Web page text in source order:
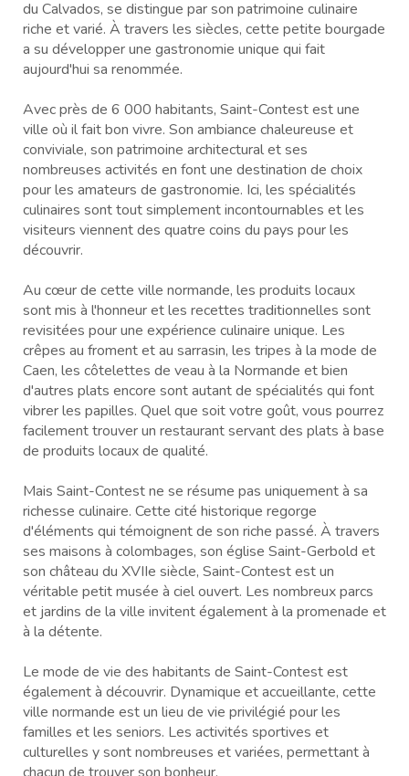
du Calvados, se distingue par son patrimoine culinaire
riche et varié. À travers les siècles, cette petite bourgade
a su développer une gastronomie unique qui fait
aujourd'hui sa renommée.
Avec près de 6 000 habitants, Saint-Contest est une
ville où il fait bon vivre. Son ambiance chaleureuse et
conviviale, son patrimoine architectural et ses
nombreuses activités en font une destination de choix
pour les amateurs de gastronomie. Ici, les spécialités
culinaires sont tout simplement incontournables et les
visiteurs viennent des quatre coins du pays pour les
découvrir.
Au cœur de cette ville normande, les produits locaux
sont mis à l'honneur et les recettes traditionnelles sont
revisitées pour une expérience culinaire unique. Les
crêpes au froment et au sarrasin, les tripes à la mode de
Caen, les côtelettes de veau à la Normande et bien
d'autres plats encore sont autant de spécialités qui font
vibrer les papilles. Quel que soit votre goût, vous pourrez
facilement trouver un restaurant servant des plats à base
de produits locaux de qualité.
Mais Saint-Contest ne se résume pas uniquement à sa
richesse culinaire. Cette cité historique regorge
d'éléments qui témoignent de son riche passé. À travers
ses maisons à colombages, son église Saint-Gerbold et
son château du XVIIe siècle, Saint-Contest est un
véritable petit musée à ciel ouvert. Les nombreux parcs
et jardins de la ville invitent également à la promenade et
à la détente.
Le mode de vie des habitants de Saint-Contest est
également à découvrir. Dynamique et accueillante, cette
ville normande est un lieu de vie privilégié pour les
familles et les seniors. Les activités sportives et
culturelles y sont nombreuses et variées, permettant à